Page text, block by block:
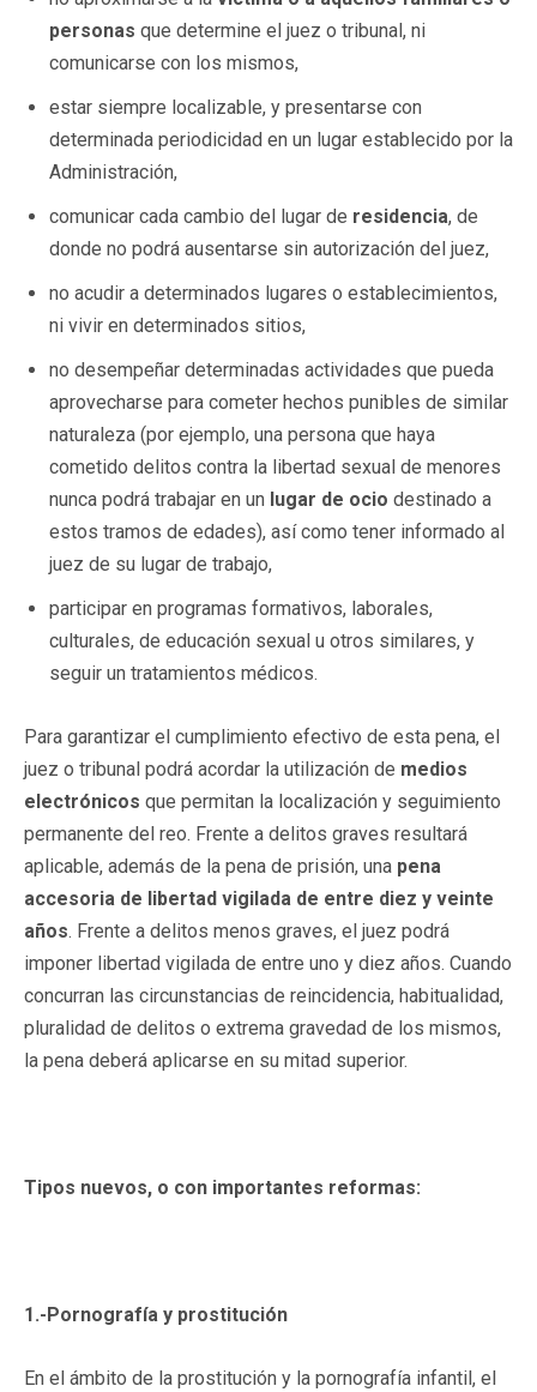
personas que determine el juez o tribunal, ni
comunicarse con los mismos,
estar siempre localizable, y presentarse con
determinada periodicidad en un lugar establecido por la
Administración,
comunicar cada cambio del lugar de residencia, de
donde no podrá ausentarse sin autorización del juez,
no acudir a determinados lugares o establecimientos,
ni vivir en determinados sitios,
no desempeñar determinadas actividades que pueda
aprovecharse para cometer hechos punibles de similar
naturaleza (por ejemplo, una persona que haya
cometido delitos contra la libertad sexual de menores
nunca podrá trabajar en un lugar de ocio destinado a
estos tramos de edades), así como tener informado al
juez de su lugar de trabajo,
participar en programas formativos, laborales,
culturales, de educación sexual u otros similares, y
seguir un tratamientos médicos.
Para garantizar el cumplimiento efectivo de esta pena, el
juez o tribunal podrá acordar la utilización de medios
electrónicos que permitan la localización y seguimiento
permanente del reo. Frente a delitos graves resultará
aplicable, además de la pena de prisión, una pena
accesoria de libertad vigilada de entre diez y veinte
años. Frente a delitos menos graves, el juez podrá
imponer libertad vigilada de entre uno y diez años. Cuando
concurran las circunstancias de reincidencia, habitualidad,
pluralidad de delitos o extrema gravedad de los mismos,
la pena deberá aplicarse en su mitad superior.
Tipos nuevos, o con importantes reformas:
1.-Pornografía y prostitución
En el ámbito de la prostitución y la pornografía infantil, el